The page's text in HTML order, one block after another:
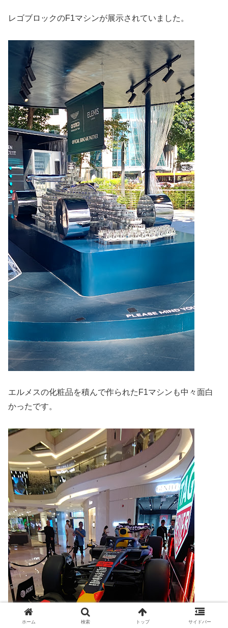
レゴブロックのF1マシンが展示されていました。
エルメスの化粧品を積んで作られたF1マシンも中々面白
かったです。
ホーム 検索 トップ サイドバー